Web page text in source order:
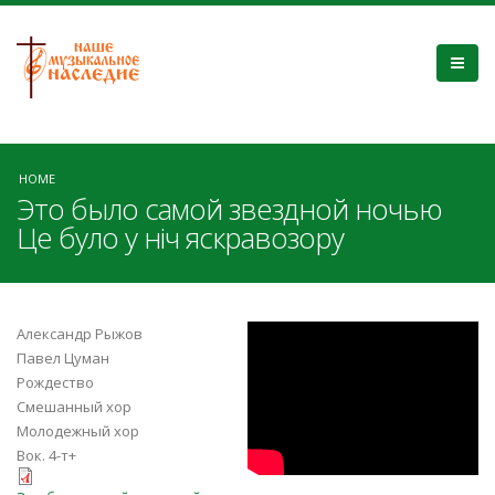
HOME
Это было самой звездной ночью
Це було у ніч яскравозору
Александр Рыжов
Павел Цуман
Рождество
Смешанный хор
Молодежный хор
Вок. 4-т+